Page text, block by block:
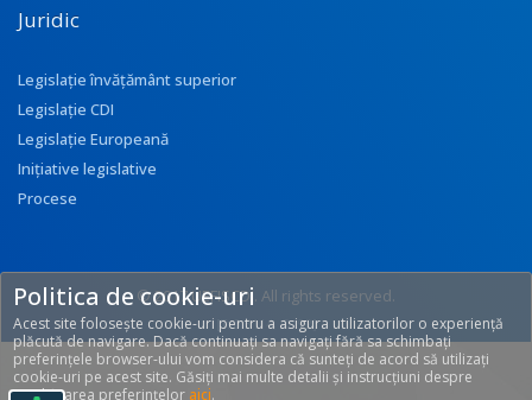
Juridic
Legislație învățământ superior
Legislație CDI
Legislație Europeană
Inițiative legislative
Procese
© 2017 UEFISCDI. All rights reserved.
[T: 0.3114, O: 92]
Politica de cookie-uri
Acest site folosește cookie-uri pentru a asigura utilizatorilor o experiență
plăcută de navigare. Dacă continuați sa navigați fără sa schimbați
preferințele browser-ului vom considera că sunteți de acord să utilizați
cookie-uri pe acest site. Găsiți mai multe detalii și instrucțiuni despre
modificarea preferințelor aici.